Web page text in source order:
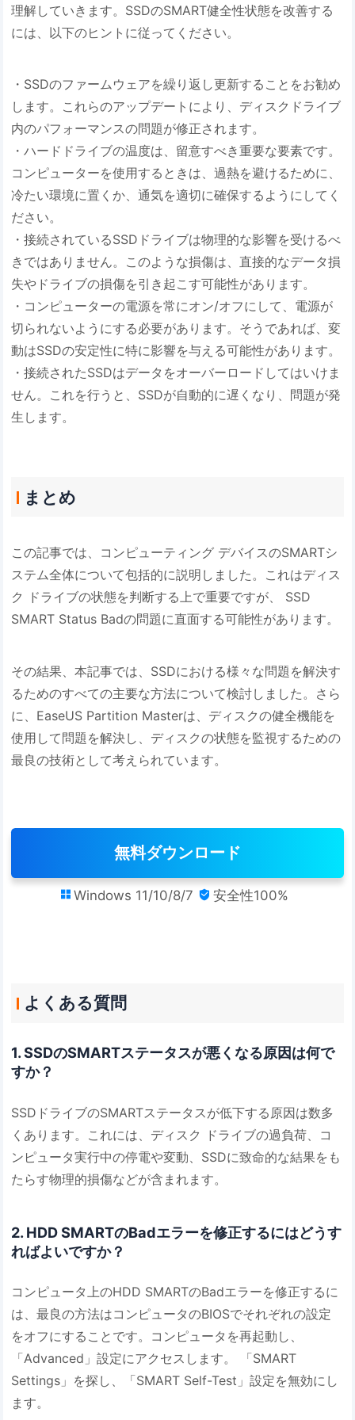
理解していきます。SSDのSMART健全性状態を改善する
には、以下のヒントに従ってください。
・SSDのファームウェアを繰り返し更新することをお勧め
します。これらのアップデートにより、ディスクドライブ
内のパフォーマンスの問題が修正されます。
・ハードドライブの温度は、留意すべき重要な要素です。
コンピューターを使用するときは、過熱を避けるために、
冷たい環境に置くか、通気を適切に確保するようにしてく
ださい。
・接続されているSSDドライブは物理的な影響を受けるべ
きではありません。このような損傷は、直接的なデータ損
失やドライブの損傷を引き起こす可能性があります。
・コンピューターの電源を常にオン/オフにして、電源が
切られないようにする必要があります。そうであれば、変
動はSSDの安定性に特に影響を与える可能性があります。
・接続されたSSDはデータをオーバーロードしてはいけま
せん。これを行うと、SSDが自動的に遅くなり、問題が発
生します。
まとめ
この記事では、コンピューティング デバイスのSMARTシ
ステム全体について包括的に説明しました。これはディス
ク ドライブの状態を判断する上で重要ですが、 SSD
SMART Status Badの問題に直面する可能性があります。
その結果、本記事では、SSDにおける様々な問題を解決す
るためのすべての主要な方法について検討しました。さら
に、EaseUS Partition Masterは、ディスクの健全機能を
使用して問題を解決し、ディスクの状態を監視するための
最良の技術として考えられています。
無料ダウンロード
 Windows 11/10/8/7  安全性100%
よくある質問
1. SSDのSMARTステータスが悪くなる原因は何で
すか？
SSDドライブのSMARTステータスが低下する原因は数多
くあります。これには、ディスク ドライブの過負荷、コ
ンピュータ実行中の停電や変動、SSDに致命的な結果をも
たらす物理的損傷などが含まれます。
2. HDD SMARTのBadエラーを修正するにはどうす
ればよいですか？
コンピュータ上のHDD SMARTのBadエラーを修正するに
は、最良の方法はコンピュータのBIOSでそれぞれの設定
をオフにすることです。コンピュータを再起動し、
「Advanced」設定にアクセスします。 「SMART
Settings」を探し、「SMART Self-Test」設定を無効にし
ます。